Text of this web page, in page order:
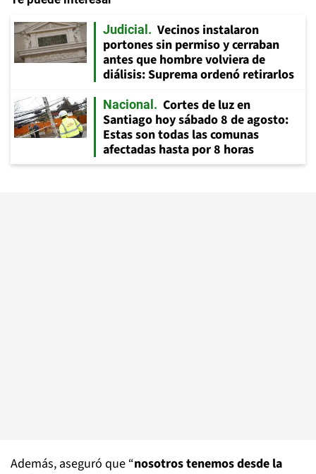
Judicial
Vecinos instalaron
portones sin permiso y cerraban
antes que hombre volviera de
diálisis: Suprema ordenó retirarlos
Nacional
Cortes de luz en
Santiago hoy sábado 8 de agosto:
Estas son todas las comunas
afectadas hasta por 8 horas
Además, aseguró que “nosotros tenemos desde la